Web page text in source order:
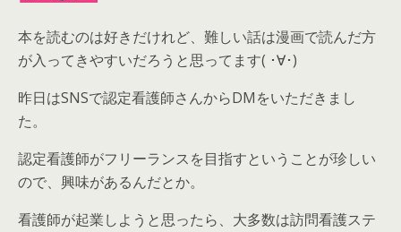
本を読むのは好きだけれど、難しい話は漫画で読んだ方
が入ってきやすいだろうと思ってます( ･∀･)
昨日はSNSで認定看護師さんからDMをいただきまし
た。
認定看護師がフリーランスを目指すということが珍しい
ので、興味があるんだとか。
看護師が起業しようと思ったら、大多数は訪問看護ステ